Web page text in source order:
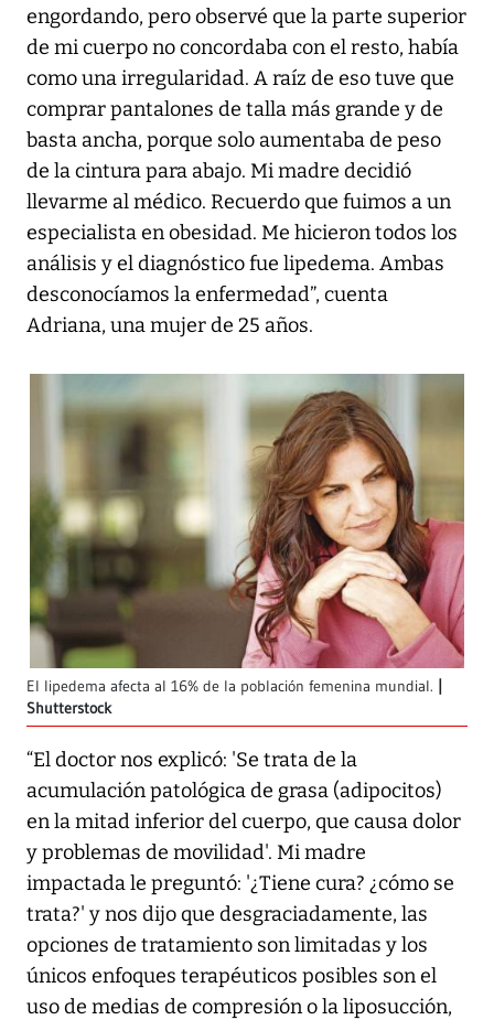
engordando, pero observé que la parte superior
de mi cuerpo no concordaba con el resto, había
como una irregularidad. A raíz de eso tuve que
comprar pantalones de talla más grande y de
basta ancha, porque solo aumentaba de peso
de la cintura para abajo. Mi madre decidió
llevarme al médico. Recuerdo que fuimos a un
especialista en obesidad. Me hicieron todos los
análisis y el diagnóstico fue lipedema. Ambas
desconocíamos la enfermedad”, cuenta
Adriana, una mujer de 25 años.
El lipedema afecta al 16% de la población femenina mundial.
Shutterstock
“El doctor nos explicó: 'Se trata de la
acumulación patológica de grasa (adipocitos)
en la mitad inferior del cuerpo, que causa dolor
y problemas de movilidad'. Mi madre
impactada le preguntó: '¿Tiene cura? ¿cómo se
trata?' y nos dijo que desgraciadamente, las
opciones de tratamiento son limitadas y los
únicos enfoques terapéuticos posibles son el
uso de medias de compresión o la liposucción,